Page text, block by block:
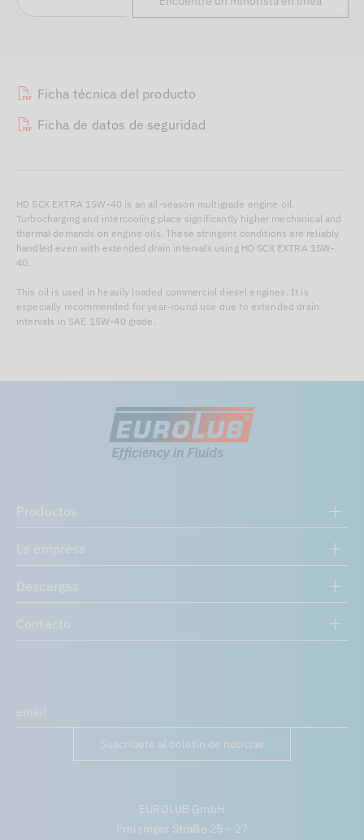
Ficha técnica del producto
Ficha de datos de seguridad
HD 5CX EXTRA 15W-40 is an all-season multigrade engine oil.
Turbocharging and intercooling place significantly higher mechanical and
thermal demands on engine oils. These stringent conditions are reliably
handled even with extended drain intervals using HD 5CX EXTRA 15W-
40.
This oil is used in heavily loaded commercial diesel engines. It is
especially recommended for year-round use due to extended drain
intervals in SAE 15W-40 grade.
Productos
La empresa
Descargas
Contacto
Suscríbete al boletín de noticias
EUROLUB GmbH
Freisinger Straße 25 – 27